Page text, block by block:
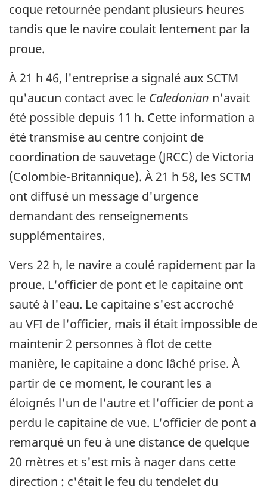
coque retournée pendant plusieurs heures
tandis que le navire coulait lentement par la
proue.
À 21 h 46, l'entreprise a signalé aux SCTM
qu'aucun contact avec le Caledonian n'avait
été possible depuis 11 h. Cette information a
été transmise au centre conjoint de
coordination de sauvetage (JRCC) de Victoria
(Colombie-Britannique). À 21 h 58, les SCTM
ont diffusé un message d'urgence
demandant des renseignements
supplémentaires.
Vers 22 h, le navire a coulé rapidement par la
proue. L'officier de pont et le capitaine ont
sauté à l'eau. Le capitaine s'est accroché
au VFI de l'officier, mais il était impossible de
maintenir 2 personnes à flot de cette
manière, le capitaine a donc lâché prise. À
partir de ce moment, le courant les a
éloignés l'un de l'autre et l'officier de pont a
perdu le capitaine de vue. L'officier de pont a
remarqué un feu à une distance de quelque
20 mètres et s'est mis à nager dans cette
direction : c'était le feu du tendelet du